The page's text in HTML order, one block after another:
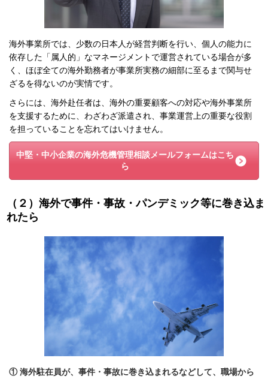
海外事業所では、少数の日本人が経営判断を行い、個人の能力に
依存した「属人的」なマネージメントで運営されている場合が多
く、ほぼ全ての海外勤務者が事業所実務の細部に至るまで関与せ
ざるを得ないのが実情です。
さらには、海外赴任者は、海外の重要顧客への対応や海外事業所
を支援するために、わざわざ派遣され、事業運営上の重要な役割
を担っていることを忘れてはいけません。
中堅・中小企業の海外危機管理相談メールフォームはこち
ら
（２）海外で事件・事故・パンデミック等に巻き込ま
れたら
① 海外駐在員が、事件・事故に巻き込まれるなどして、職場から